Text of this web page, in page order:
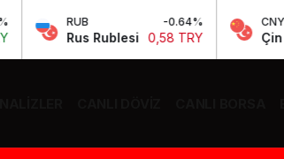
RUB
Rus Rublesi 0,58 TRY
CNY
Çin Yuanı